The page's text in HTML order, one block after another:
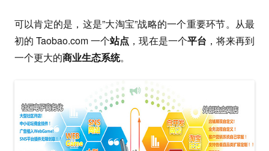
可以肯定的是，这是”大淘宝”战略的一个重要环节。从最
初的 Taobao.com 一个站点 ，现在是一个平台 ，将来再到
一个更大的商业生态系统。